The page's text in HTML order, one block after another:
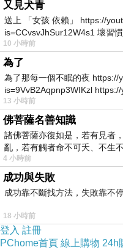
又見犬青
送上 「女孩 依賴」 https://
is=CCvsvJhSur12W4s1 壞習
我害怕的
10 小時前
為了
為了那每一個不眠的夜
is=9VvB2Aqpnp3WIKzl
13 小時前
佛菩薩名善知識
諸佛菩薩亦復如是，若有見者
亂，若有觸者命不可夭、不生
受
4 小時前
成功與失敗
成功靠不斷找方法，失敗靠不停
18 小時前
登入 註冊
PChome首頁 線上購物 24h